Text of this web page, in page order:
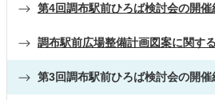
第4回調布駅前ひろば検討会の開催
調布駅前広場整備計画図案に関す
第3回調布駅前ひろば検討会の開催